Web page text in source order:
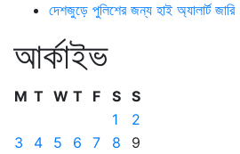
দেশজুড়ে পুলিশের জন্য হাই অ্যালার্ট জারি
আর্কাইভ
M T W T F S S
1
2
3
4 5 6 7 8
9